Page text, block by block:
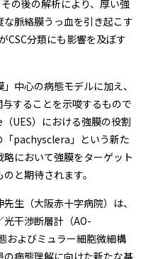
の後の解析により、厚い強
脈絡膜うっ血を引き起こす
CSC分類にも影響を及ぼす
中心の病態モデルに加え、
与することを示唆するもので
UES）における強膜の役割
「pachysclera」という新た
において強膜をターゲット
と期待されます。
生（大阪赤十字病院）は、
干渉断層計（AO-
およびミュラー細胞微細構